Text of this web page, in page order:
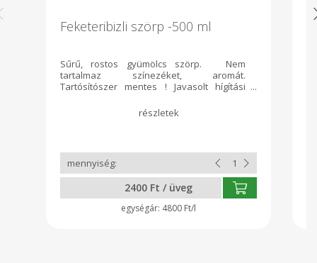
Feketeribizli szörp -500 ml
Sűrű, rostos gyümölcs szörp. Nem
tartalmaz színezéket, aromát.
Tartósítószer mentes ! Javasolt hígítási
Aggteleki Nemzeti Park védjegye Az üres
üveget a kosárban le lehet adni :)
2400 Ft / üveg
4800 Ft/l